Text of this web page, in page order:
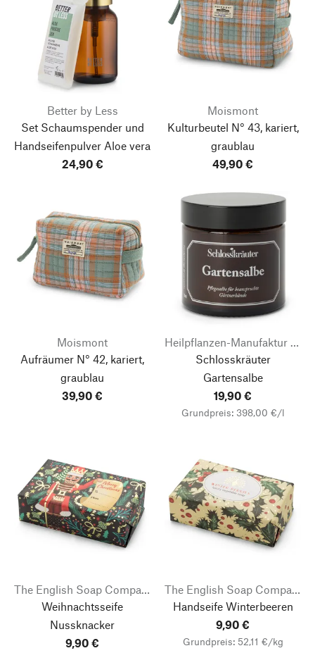
Better by Less
Set Schaumspender und
Handseifenpulver Aloe vera
24,90 €
Moismont
Kulturbeutel N° 43, kariert,
graublau
49,90 €
Moismont
Aufräumer N° 42, kariert,
graublau
39,90 €
Heilpflanzen-Manufaktur Fronberg
Schlosskräuter
Gartensalbe
19,90 €
Grundpreis: 398,00 €/l
The English Soap Company
Weihnachtsseife
Nussknacker
9,90 €
The English Soap Company
Handseife Winterbeeren
9,90 €
Grundpreis: 52,11 €/kg